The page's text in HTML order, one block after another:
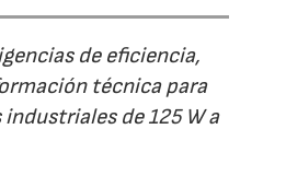
de eficiencia,
técnica para
de 125 W a